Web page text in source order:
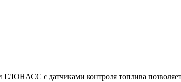
ГЛОНАСС с датчиками контроля топлива